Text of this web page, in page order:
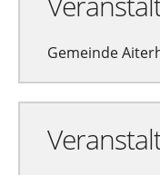
Gemeinde